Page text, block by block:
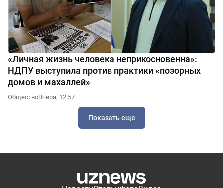
«Личная жизнь человека неприкосновенна»:
НДПУ выступила против практики «позорных
домов и махаллей»
ОбществоВчера, 12:57
Показать еще